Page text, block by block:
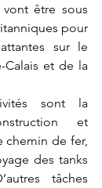
vont être sous
pour
sur le
Calais et de la
sont la
et
chemin de fer,
des tanks
tâches